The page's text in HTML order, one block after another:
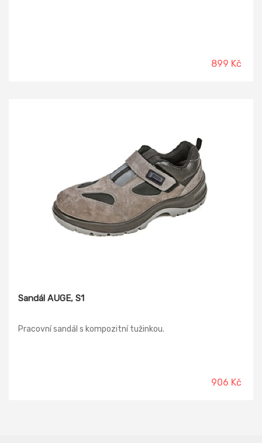
899 Kč
Sandál AUGE, S1
Pracovní sandál s kompozitní tužinkou.
906 Kč